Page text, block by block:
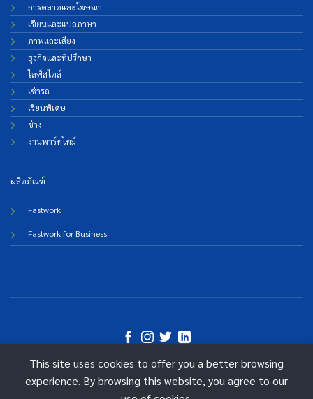
การตลาดและโฆษณา
เขียนและแปลภาษา
ภาพและเสียง
ธุรกิจและที่ปรึกษา
ไลฟ์สไตล์
เช่ารถ
เรียนพิเศษ
ช่าง
งานพาร์ทไทม์
ผลิตภัณฑ์
Fastwork
Fastwork for Business
©
2026 Fastwork Technologies
This site uses cookies to offer you a better browsing
experience. By browsing this website, you agree to our